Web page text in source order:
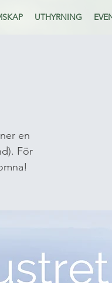
UTHYRNING
en
För